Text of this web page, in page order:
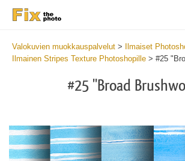
Valokuvien muokkauspalvelut > Ilmaiset
Ilmainen Stripes Texture Photoshopille > #25
#25 "Broad